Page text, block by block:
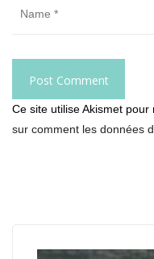
Ce site utilise Akismet pour
sur comment les données